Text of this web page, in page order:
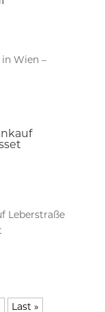
Wien –
Leberstraße
Last »